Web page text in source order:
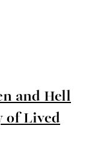
and Hell
of Lived